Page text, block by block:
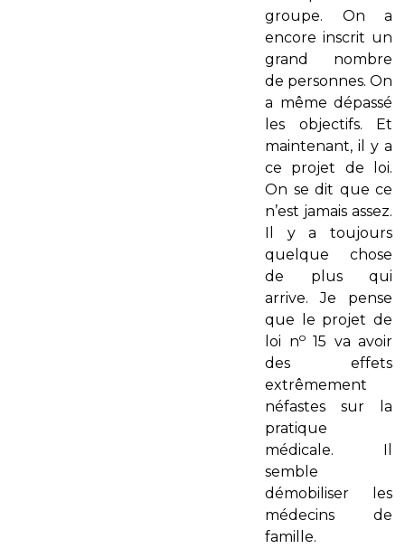
groupe. On a
encore inscrit un
grand nombre
de personnes. On
a même dépassé
les objectifs. Et
maintenant, il y a
ce projet de loi.
On se dit que ce
n’est jamais assez.
Il y a toujours
quelque chose
de plus qui
arrive. Je pense
que le projet de
loi no15 va avoir
des effets
extrêmement
néfastes sur la
pratique
médicale. Il
semble
démobiliser les
médecins de
famille.